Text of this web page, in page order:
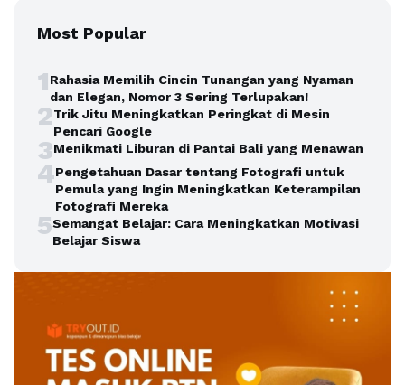
Most Popular
1Rahasia Memilih Cincin Tunangan yang Nyaman
dan Elegan, Nomor 3 Sering Terlupakan!
2Trik Jitu Meningkatkan Peringkat di Mesin
Pencari Google
3Menikmati Liburan di Pantai Bali yang Menawan
4Pengetahuan Dasar tentang Fotografi untuk
Pemula yang Ingin Meningkatkan Keterampilan
Fotografi Mereka
5Semangat Belajar: Cara Meningkatkan Motivasi
Belajar Siswa